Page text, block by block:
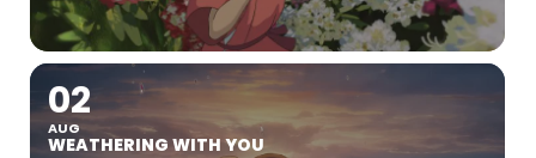
02
AUG
WEATHERING WITH YOU